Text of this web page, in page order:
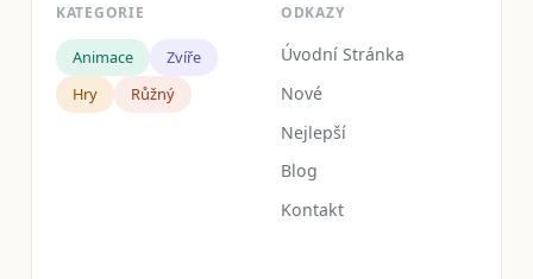
KATEGORIE
Animace
Zvíře
Hry
Růžný
ODKAZY
Úvodní Stránka
Nové
Nejlepší
Blog
Kontakt